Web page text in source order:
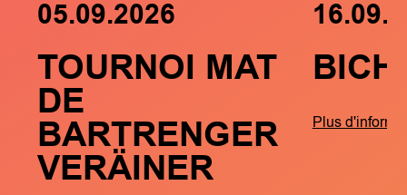
05.09.2026
TOURNOI MAT
DE
BARTRENGER
VERÄINER
Plus